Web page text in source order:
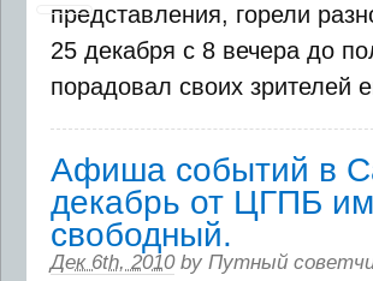
представления, горели
25 декабря с 8 вечера до
порадовал своих зрителей
Афиша событий в
декабрь от ЦГПБ
свободный.
Дек 6th, 2010 by Путный